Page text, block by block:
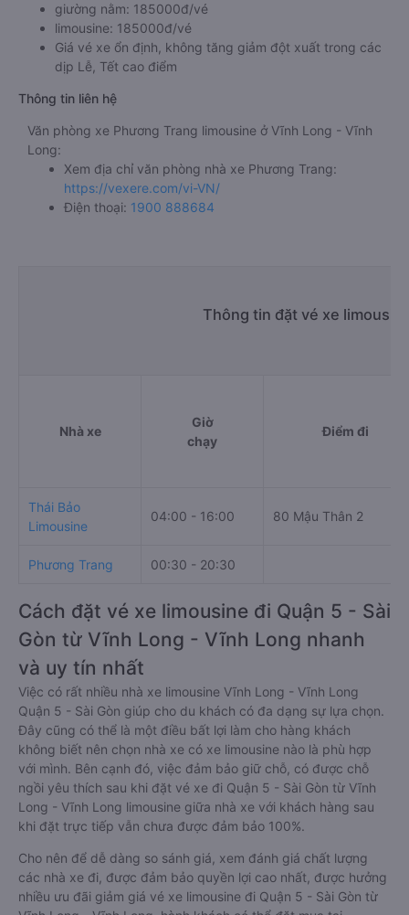
giường nằm: 185000đ/vé
limousine: 185000đ/vé
Giá vé xe ổn định, không tăng giảm đột xuất trong các
dịp Lễ, Tết cao điểm
Thông tin liên hệ
Văn phòng xe Phương Trang limousine ở Vĩnh Long - Vĩnh
Long:
Xem địa chỉ văn phòng nhà xe Phương Trang:
https://vexere.com/vi-VN/
Điện thoại: 1900 888684
Thông tin đặt vé xe
Nhà xe
Giờ
chạy
Điểm đi
Thái Bảo
Limousine
04:00 - 16:00 80 Mậu Thân 2
Phương Trang 00:30 - 20:30
Cách đặt vé xe limousine đi Quận 5 - Sài
Gòn từ Vĩnh Long - Vĩnh Long nhanh
và uy tín nhất
Việc có rất nhiều nhà xe limousine Vĩnh Long - Vĩnh Long
Quận 5 - Sài Gòn giúp cho du khách có đa dạng sự lựa chọn.
Đây cũng có thể là một điều bất lợi làm cho hàng khách
không biết nên chọn nhà xe có xe limousine nào là phù hợp
với mình. Bên cạnh đó, việc đảm bảo giữ chỗ, có được chỗ
ngồi yêu thích sau khi đặt vé xe đi Quận 5 - Sài Gòn từ Vĩnh
Long - Vĩnh Long limousine giữa nhà xe với khách hàng sau
khi đặt trực tiếp vẫn chưa được đảm bảo 100%.
Cho nên để dễ dàng so sánh giá, xem đánh giá chất lượng
các nhà xe đi, được đảm bảo quyền lợi cao nhất, được hưởng
nhiều ưu đãi giảm giá vé xe limousine đi Quận 5 - Sài Gòn từ